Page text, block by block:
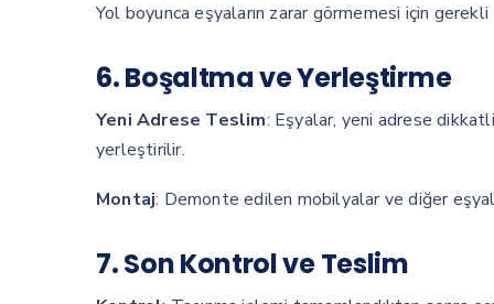
Yol boyunca eşyaların zarar görmemesi için gerekli
6. Boşaltma ve Yerleştirme
Yeni Adrese Teslim: Eşyalar, yeni adrese
yerleştirilir.
Montaj: Demonte edilen mobilyalar ve diğer
7. Son Kontrol ve Teslim